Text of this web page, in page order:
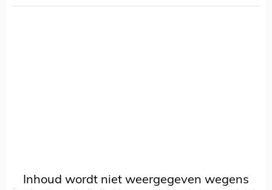
Inhoud wordt niet weergegeven wegens